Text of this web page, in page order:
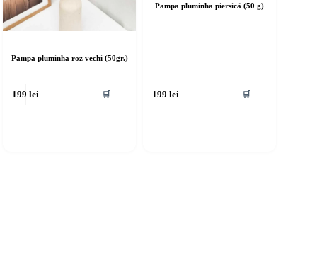
Pampa pluminha roz vechi (50gr.)
199lei 🛒
Pampa pluminha piersică (50 g)
199lei 🛒